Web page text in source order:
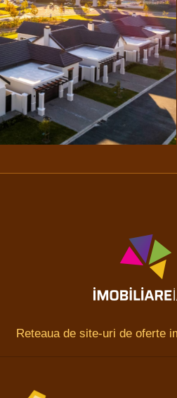
Reteaua de site-uri de oferte